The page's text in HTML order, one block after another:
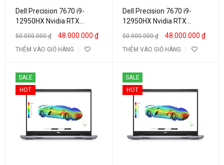
Dell Precision 7670 i9-
12950HX Nvidia RTX
A3000 12GB / RTX A4500
16″ Full HD (Copy)
50.000.000₫ 48.000.000 ₫
THÊM VÀO GIỎ HÀNG
Dell Precision 7670 i9-
12950HX Nvidia RTX
A3000 12GB / RTX A4500
16″ Full HD (Copy)
50.000.000₫ 48.000.000 ₫
THÊM VÀO GIỎ HÀNG
SALE
HOT
SALE
HOT